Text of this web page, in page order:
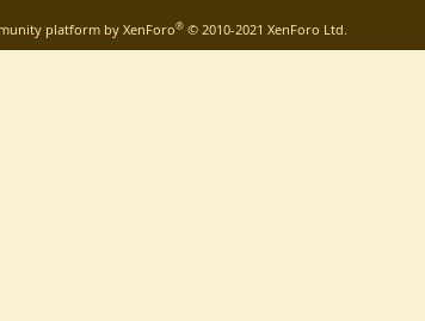
platform by XenForo® © 2010-2021 XenForo Ltd.